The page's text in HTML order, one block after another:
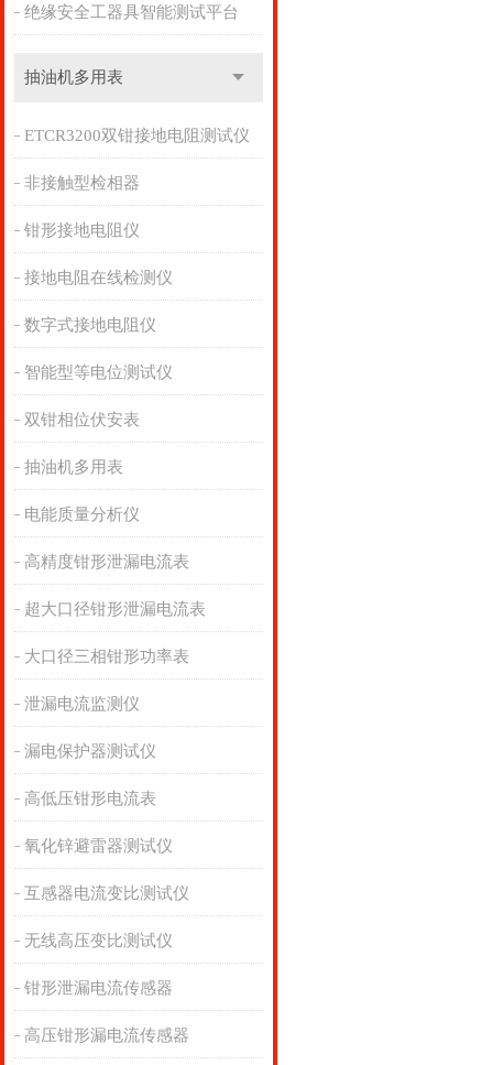
绝缘安全工器具智能测试平台
抽油机多用表
ETCR3200双钳接地电阻测试仪
非接触型检相器
钳形接地电阻仪
接地电阻在线检测仪
数字式接地电阻仪
智能型等电位测试仪
双钳相位伏安表
抽油机多用表
电能质量分析仪
高精度钳形泄漏电流表
超大口径钳形泄漏电流表
大口径三相钳形功率表
泄漏电流监测仪
漏电保护器测试仪
高低压钳形电流表
氧化锌避雷器测试仪
互感器电流变比测试仪
无线高压变比测试仪
钳形泄漏电流传感器
高压钳形漏电流传感器